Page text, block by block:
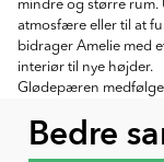
mindre og større rum.
atmosfære eller til at
bidrager Amelie med
interiør til nye højder.
Glødepæren
Bedre